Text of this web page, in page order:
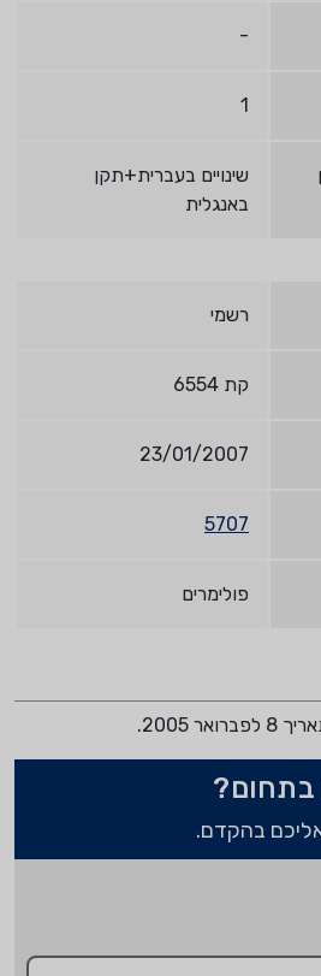
-
1
שינויים בעברית+תקן
באנגלית
רשמי
קת 6554
23/01/2007
5707
פולימרים
בתחום?
בהקדם.